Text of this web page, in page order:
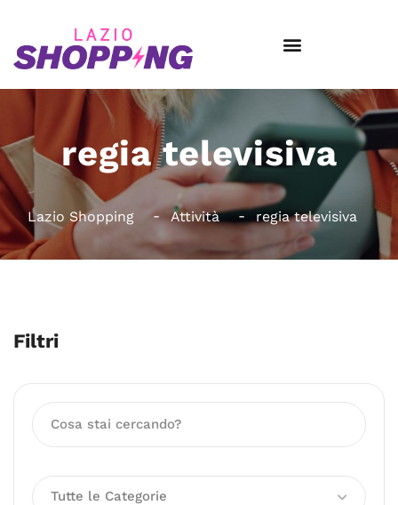
regia televisiva
Lazio Shopping Attività regia televisiva
Filtri
Tutte le Categorie